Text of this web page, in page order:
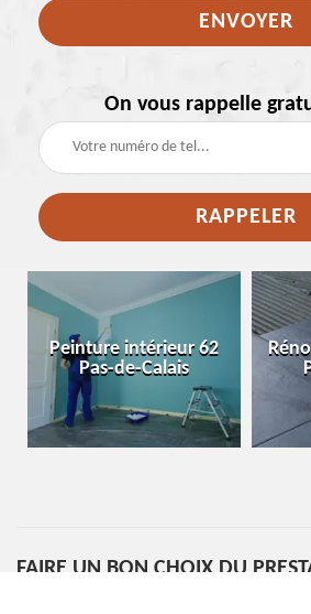
On vous rappelle
Peinture intérieur 62
Pas-de-Calais
FAIRE UN BON CHOIX DU